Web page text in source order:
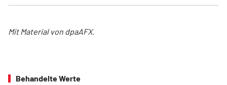
Mit Material von dpaAFX.
Behandelte Werte